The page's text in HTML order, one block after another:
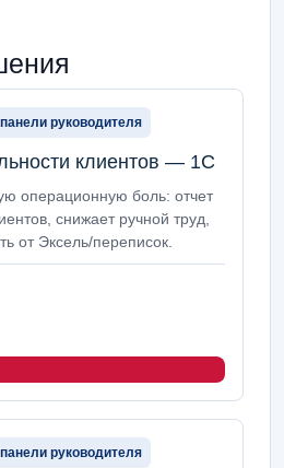
руководителя
клиентов — 1С
операционную боль: отчет
снижает ручной труд,
от Эксель/переписок.
руководителя